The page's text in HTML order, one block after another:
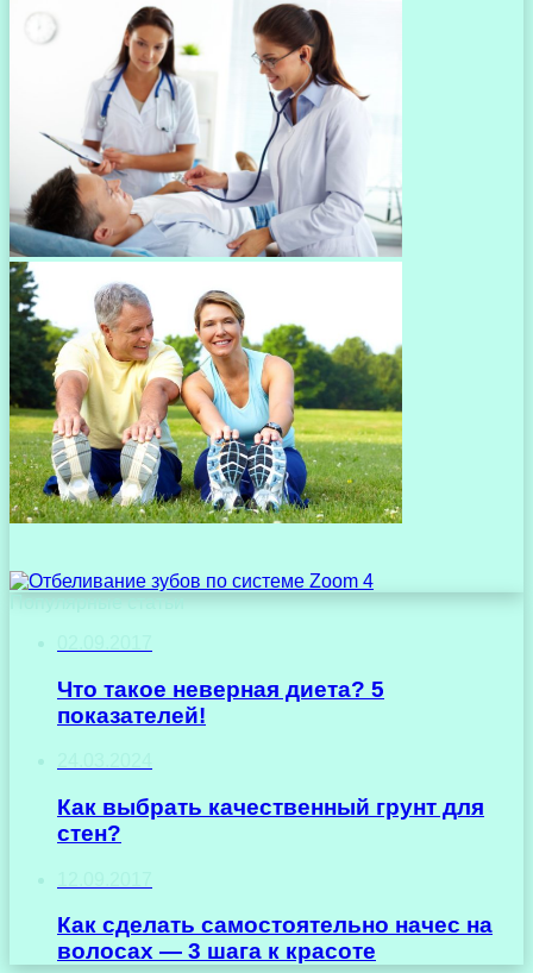
Что такое неверная диета? 5
показателей!
Как выбрать качественный грунт для
стен?
Как сделать самостоятельно начес на
волосах — 3 шага к красоте